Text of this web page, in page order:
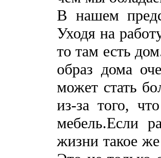
В нашем
Уходя на
то там есть
образ дома
может стать
из-за того,
мебель.Если
жизни такое